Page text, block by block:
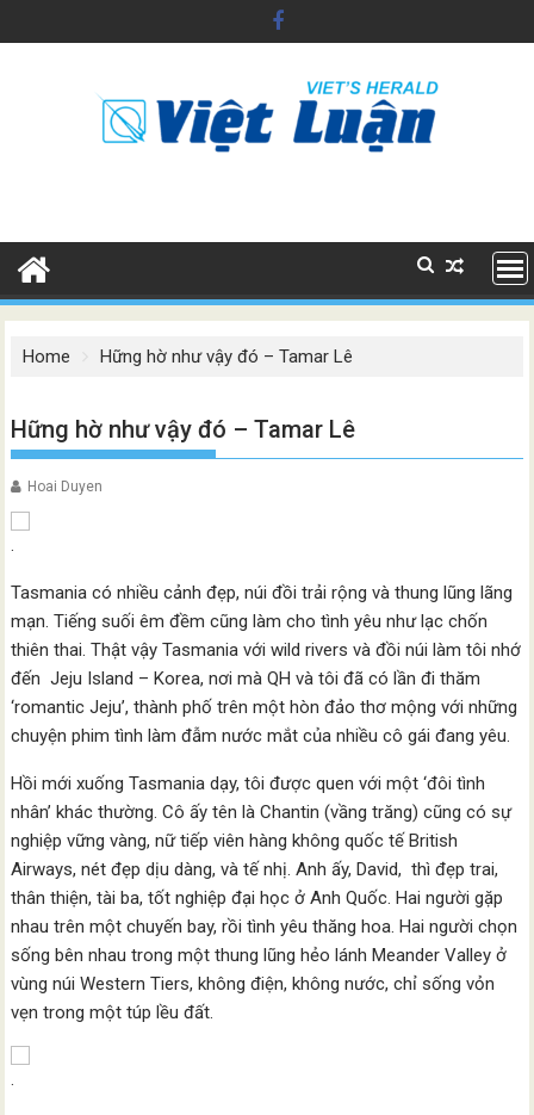
to
Home Hững hờ như vậy đó – Tamar Lê
Hững hờ như vậy đó – Tamar Lê
Hoai Duyen
.
Tasmania có nhiều cảnh đẹp, núi đồi trải rộng và thung lũng lãng
mạn. Tiếng suối êm đềm cũng làm cho tình yêu như lạc chốn
thiên thai. Thật vậy Tasmania với wild rivers và đồi núi làm tôi nhớ
đến Jeju Island – Korea, nơi mà QH và tôi đã có lần đi thăm
‘romantic Jeju’, thành phố trên một hòn đảo thơ mộng với những
chuyện phim tình làm đẫm nước mắt của nhiều cô gái đang yêu.
Hồi mới xuống Tasmania dạy, tôi được quen với một ‘đôi tình
nhân’ khác thường. Cô ấy tên là Chantin (vầng trăng) cũng có sự
nghiệp vững vàng, nữ tiếp viên hàng không quốc tế British
Airways, nét đẹp dịu dàng, và tế nhị. Anh ấy, David, thì đẹp trai,
thân thiện, tài ba, tốt nghiệp đại học ở Anh Quốc. Hai người gặp
nhau trên một chuyến bay, rồi tình yêu thăng hoa. Hai người chọn
sống bên nhau trong một thung lũng hẻo lánh Meander Valley ở
vùng núi Western Tiers, không điện, không nước, chỉ sống vỏn
vẹn trong một túp lều đất.
.